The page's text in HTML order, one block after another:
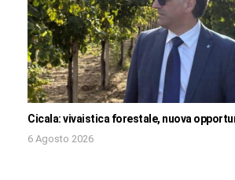
Cicala: vivaistica forestale, nuova
6 Agosto 2026